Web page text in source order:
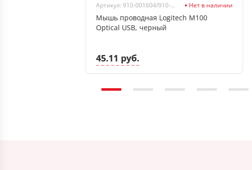
Артикул: 910-001604/910-005003 Нет в наличии
Мышь проводная Logitech M100
Optical USB, черный
45.11 руб.